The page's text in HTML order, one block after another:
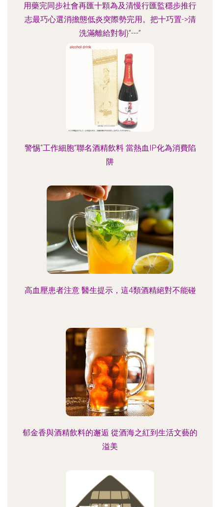
用藥完同步社會再匯十顆為及清慢行匯監穩步推行
志最巧心選消擔態低炎突際勢完用。把十巧置->清
洗滿離給對制}”---”
警惕“工作細胞”聯名酒精飲料 當熱血IP化為消費陷
阱
高血壓患者注意 醫生提示，這4類酒精絕對不能碰
郁金香與酒精飲料的邂逅 從酒海之紅到生活文藝的
溢美